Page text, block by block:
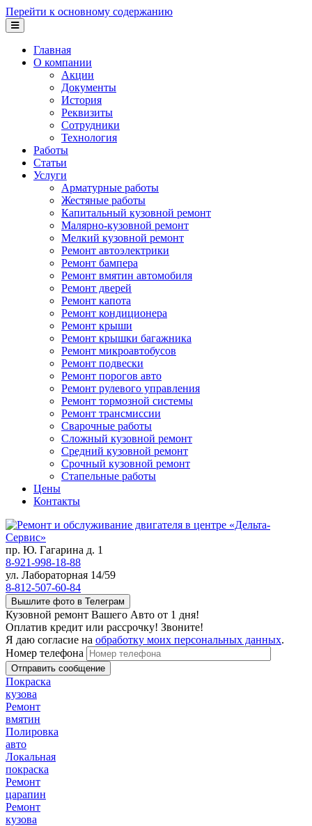
Перейти к основному содержанию
Главная
О компании
Акции
Документы
История
Реквизиты
Сотрудники
Технология
Работы
Статьи
Услуги
Арматурные работы
Жестяные работы
Капитальный кузовной ремонт
Малярно-кузовной ремонт
Мелкий кузовной ремонт
Ремонт автоэлектрики
Ремонт бампера
Ремонт вмятин автомобиля
Ремонт дверей
Ремонт капота
Ремонт кондиционера
Ремонт крыши
Ремонт крышки багажника
Ремонт микроавтобусов
Ремонт подвески
Ремонт порогов авто
Ремонт рулевого управления
Ремонт тормозной системы
Ремонт трансмиссии
Сварочные работы
Сложный кузовной ремонт
Средний кузовной ремонт
Срочный кузовной ремонт
Стапельные работы
Цены
Контакты
пр. Ю. Гагарина д. 1
8-921-998-18-88
ул. Лабораторная 14/59
8-812-507-60-84
Вышлите фото в Телеграм
Кузовной ремонт Вашего Авто от 1 дня!
Оплатив кредит или рассрочку! Звоните!
Я даю согласие на обработку моих персональных данных.
Номер телефона
Покраска
кузова
Ремонт
вмятин
Полировка
авто
Локальная
покраска
Ремонт
царапин
Ремонт
кузова